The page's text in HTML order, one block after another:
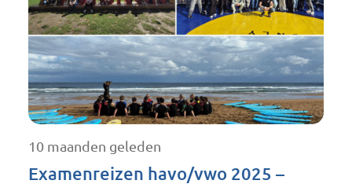
10 maanden geleden
Examenreizen havo/vwo 2025 –